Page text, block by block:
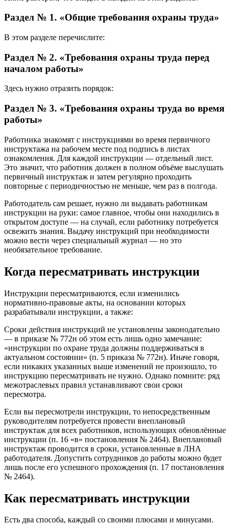
Раздел № 1. «Общие требования охраны труда»
В этом разделе перечислите:
Раздел № 2. «Требования охраны труда перед
началом работы»
Здесь нужно отразить порядок:
Раздел № 3. «Требования охраны труда во время
работы»
Работника знакомят с инструкциями во время первичного
инструктажа на рабочем месте под подпись в листах
ознакомления. Для каждой инструкции — отдельный лист.
Это значит, что работник должен в полном объёме выслушать
первичный инструктаж и затем регулярно проходить
повторные с периодичностью не меньше, чем раз в полгода.
Работодатель сам решает, нужно ли выдавать работникам
инструкции на руки: самое главное, чтобы они находились в
открытом доступе — на случай, если работнику потребуется
освежить знания. Выдачу инструкций при необходимости
можно вести через специальный журнал — но это
необязательное требование.
Когда пересматривать инструкции
Инструкции пересматриваются, если изменились
нормативно-правовые акты, на основании которых
разрабатывали инструкции, а также:
Сроки действия инструкций не установлены законодательно
— в приказе № 772н об этом есть лишь одно замечание:
«инструкции по охране труда должны поддерживаться в
актуальном состоянии» (п. 5 приказа № 772н). Иначе говоря,
если никаких указанных выше изменений не произошло, то
инструкцию пересматривать не нужно. Однако помните: ряд
межотраслевых правил устанавливают свои сроки
пересмотра.
Если вы пересмотрели инструкции, то непосредственным
руководителям потребуется провести внеплановый
инструктаж для всех работников, использующих обновлённые
инструкции (п. 16 «в» постановления № 2464). Внеплановый
инструктаж проводится в сроки, установленные в ЛНА
работодателя. Допустить сотрудников до работы можно будет
лишь после его успешного прохождения (п. 17 постановления
№ 2464).
Как пересматривать инструкции
Есть два способа, каждый со своими плюсами и минусами.